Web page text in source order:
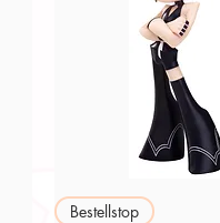
Schnellansicht
Bestellstop